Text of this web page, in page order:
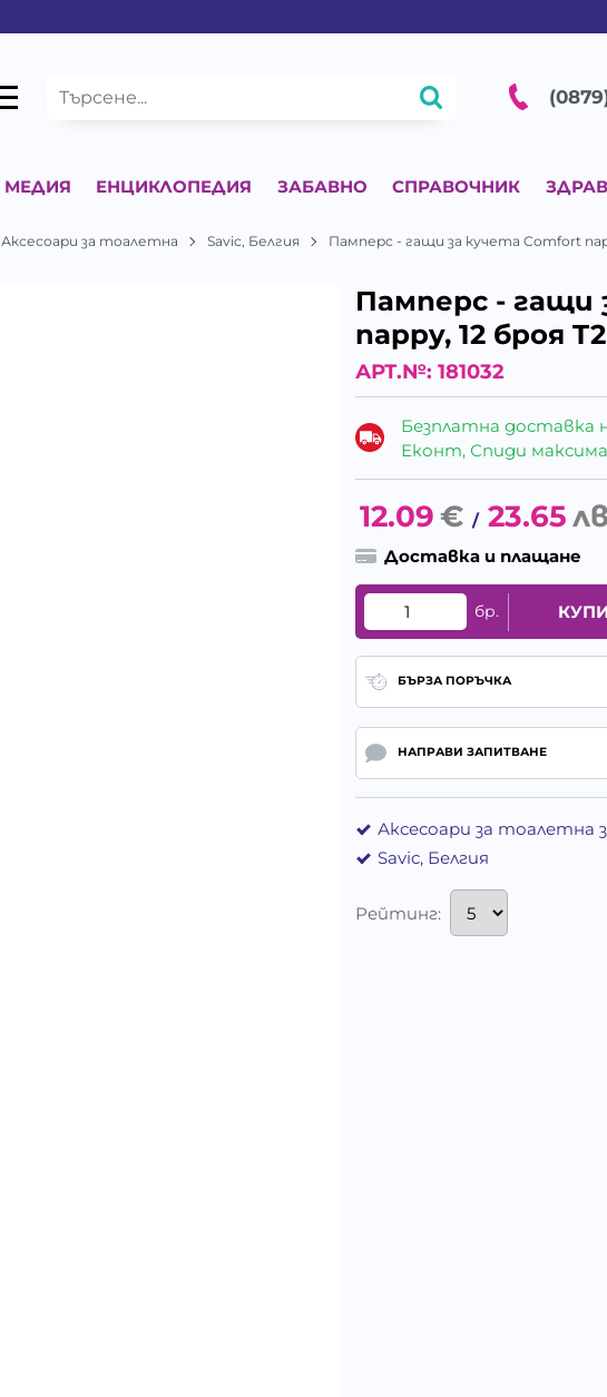
МЕДИЯ ЕНЦИКЛОПЕДИЯ ЗАБАВНО СПРАВОЧНИК
Аксесоари за тоалетна Savic, Белгия Памперс - гащи за кучета Comfort
Памперс - гащи
nappy, 12 броя
АРТ.№: 181032
Безплатна доставка
Еконт, Спиди
12.09€ / 23.65
Доставка и плащане
бр. КУПИ
БЪРЗА ПОРЪЧКА
НАПРАВИ ЗАПИТВАНЕ
Аксесоари за тоалетна
Savic, Белгия
Рейтинг: